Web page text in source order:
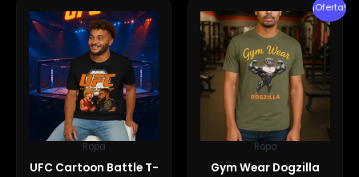
Ropa
UFC Cartoon Battle T-
¡Oferta!
Ropa
Gym Wear Dogzilla
precio
original
era:
$38.90.
precio
actual
es:
$35.89.